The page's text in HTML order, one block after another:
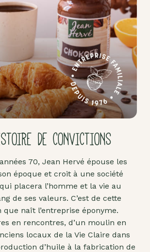
DE CONVICTIONS
70, Jean Hervé épouse les
époque et croit à une société
placera l’homme et la vie au
de ses valeurs. C’est de cette
que naît l’entreprise éponyme.
en rencontres, d’un moulin en
locaux de la Vie Claire dans
d’huile à la fabrication de
Pâte
d'amande
Pâtes à
tartiner
Produits
lacto-
fermentés
Produits
Purées
fruits
secs
Purées
sucrées
dites
"confits"
Livres